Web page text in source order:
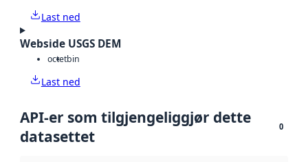
Last ned
Webside USGS DEM
octetbin
Last ned
API-er som tilgjengeliggjør dette
datasettet
0